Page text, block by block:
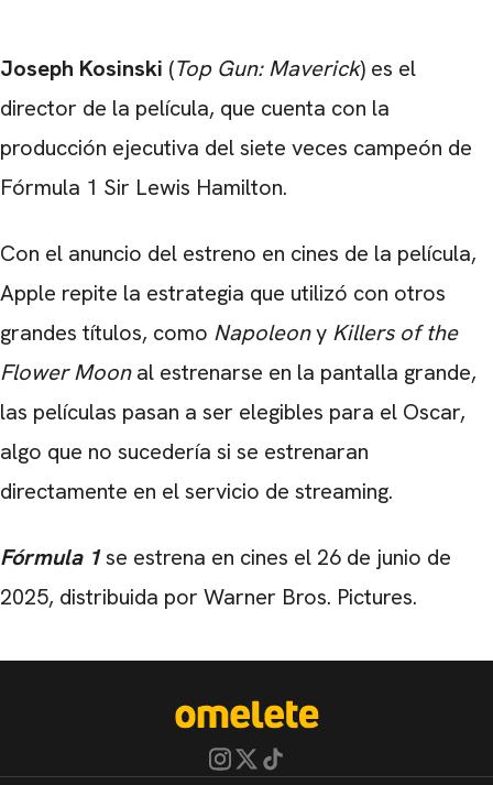
Joseph Kosinski (Top Gun: Maverick) es el
director de la película, que cuenta con la
producción ejecutiva delsiete veces campeón de
Fórmula 1 Sir Lewis Hamilton.
Con el anuncio del estreno en cines de la película,
Apple repite la estrategia que utilizó con otros
grandes títulos, como Napoleony Killers of the
Flower Moonal estrenarse en la pantalla grande,
las películas pasan a ser elegibles para el Oscar,
algo que no sucedería si se estrenaran
directamente en el servicio de streaming.
Fórmula 1se estrena en cines el 26 de junio de
2025, distribuida por Warner Bros. Pictures.